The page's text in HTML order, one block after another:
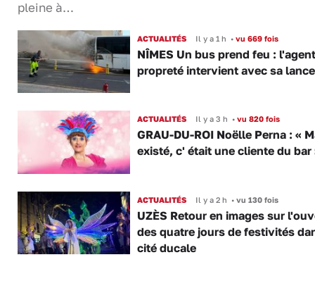
pleine à…
ACTUALITÉS Il y a 1 h •vu 669 fois
NÎMES Un bus prend feu :
propreté intervient avec sa lance
ACTUALITÉS Il y a 3 h •vu 820 fois
GRAU-DU-ROI Noëlle Perna : «
existé, c' était une cliente du bar
ACTUALITÉS Il y a 2 h •vu 130 fois
UZÈS Retour en images sur
des quatre jours de festivités
cité ducale